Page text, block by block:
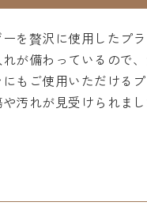
を贅沢に使用したプ
が備わっているので
もご使用いただける
汚れが見受けられま